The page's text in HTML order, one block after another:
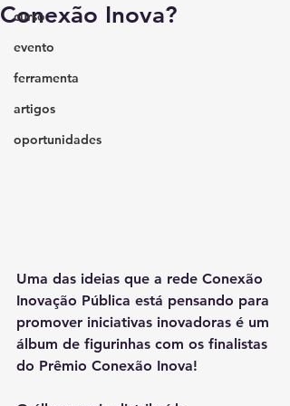
curso
evento
ferramenta
artigos
oportunidades
Conexão Inova?
Uma das ideias que a rede Conexão
Inovação Pública está pensando para
promover iniciativas inovadoras é um
álbum de figurinhas com os finalistas
do Prêmio Conexão Inova!